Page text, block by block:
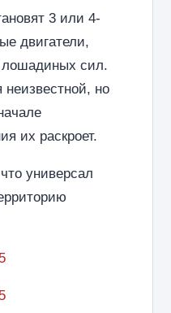
3 или 4-
двигатели,
сил.
неизвестной, но
их раскроет.
универсал